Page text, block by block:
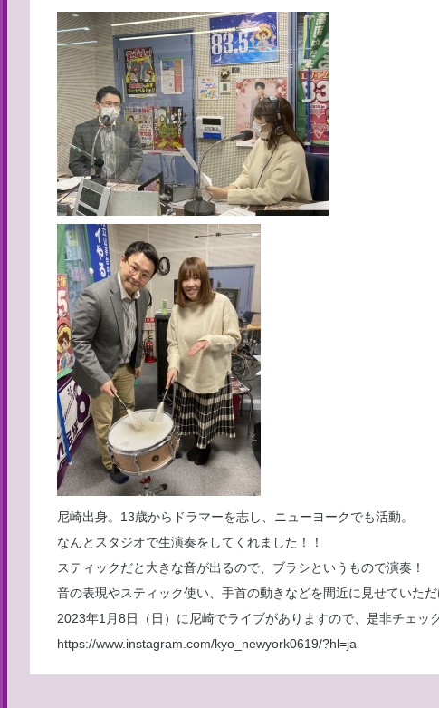
尼崎出身。13歳からドラマーを志し、ニューヨークでも活動。
なんとスタジオで生演奏をしてくれました！！
スティックだと大きな音が出るので、ブラシというもので演奏！
音の表現やスティック使い、手首の動きなどを間近に見せていただ
2023年1月8日（日）に尼崎でライブがありますので、是非チェッ
https://www.instagram.com/kyo_newyork0619/?hl=ja